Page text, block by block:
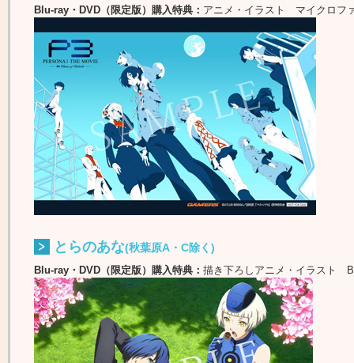
Blu-ray・DVD（限定版）購入特典： アニメ・イラスト マイクロフ
とらのあな(秋葉原A・C除く)
Blu-ray・DVD（限定版）購入特典： 描き下ろしアニメ・イラスト